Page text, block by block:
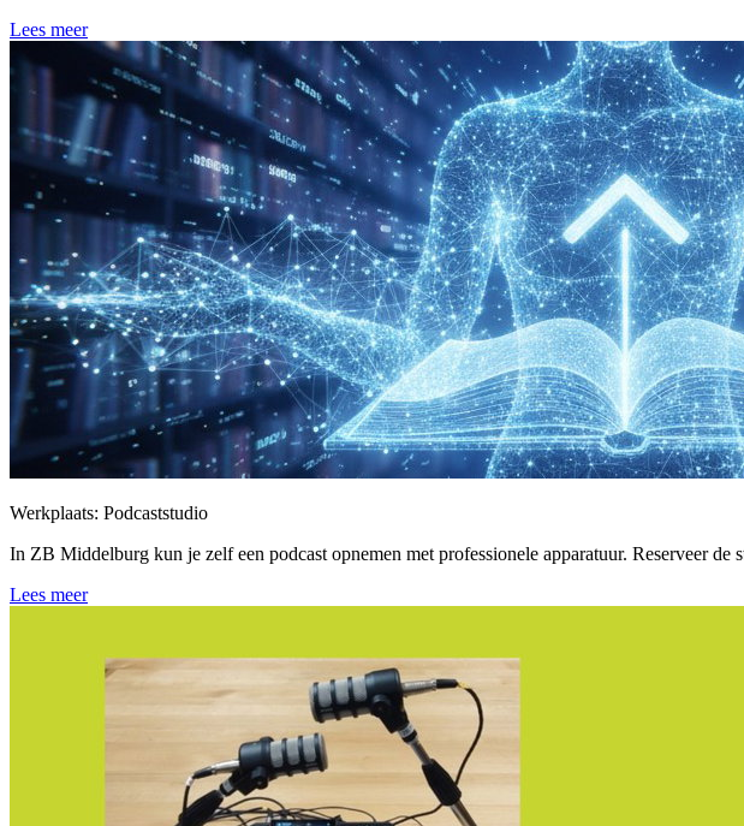
Lees meer
Werkplaats: Podcaststudio
In ZB Middelburg kun je zelf een podcast opnemen met professionele apparatuur. Reserveer de
Lees meer